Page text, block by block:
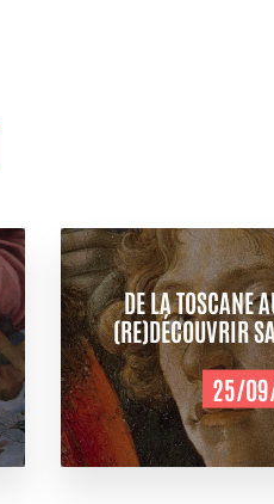
DE LA TOSCANE
(RE)DÉCOUVRIR
25/